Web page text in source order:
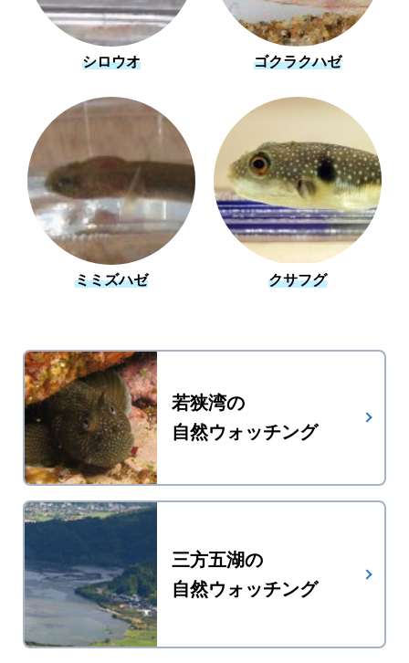
シロウオ ゴクラクハゼ
ミミズハゼ クサフグ
若狭湾の
自然ウォッチング
三方五湖の
自然ウォッチング